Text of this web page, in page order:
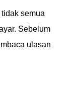
semua
Sebelum
ulasan